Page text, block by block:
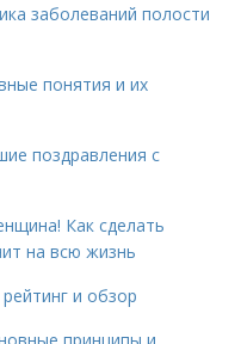
заболеваний полости
понятия и их
поздравления с
Как сделать
на всю жизнь
и обзор
принципы и